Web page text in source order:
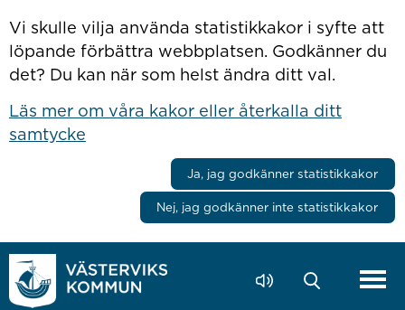
Vi skulle vilja använda statistikkakor i syfte att
löpande förbättra webbplatsen. Godkänner du
det? Du kan när som helst ändra ditt val.
Läs mer om våra kakor eller återkalla ditt
samtycke
Ja, jag godkänner statistikkakor
Nej, jag godkänner inte statistikkakor